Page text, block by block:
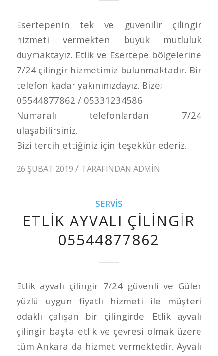
Esertepenin tek ve güvenilir çilingir
hizmeti vermekten büyük mutluluk
duymaktayız. Etlik ve Esertepe bölgelerine
7/24 çilingir hizmetimiz bulunmaktadır. Bir
telefon kadar yakınınızdayız. Bize;
05544877862 / 05331234586
Numaralı telefonlardan 7/24
ulaşabilirsiniz.
Bizi tercih ettiğiniz için teşekkür ederiz.
26 ŞUBAT 2019 / TARAFINDAN ADMIN
SERVIS
ETLIK AYVALI ÇILINGIR
05544877862
Etlik ayvalı çilingir 7/24 güvenli ve Güler
yüzlü uygun fiyatlı hizmeti ile müşteri
odaklı çalışan bir çilingirde. Etlik ayvalı
çilingir başta etlik ve çevresi olmak üzere
tüm Ankara da hizmet vermektedir. Ayvalı